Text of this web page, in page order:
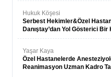
Hukuk Köşesi
Serbest Hekimler&Özel
Danıştay’dan Yol Gösterici Bir
Yaşar Kaya
Özel Hastanelerde
Reanimasyon Uzman Kadro